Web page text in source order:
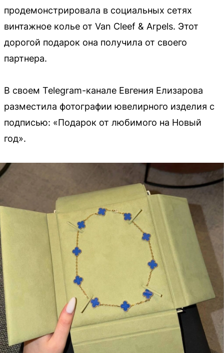
продемонстрировала в социальных сетях
винтажное колье от Van Cleef & Arpels. Этот
дорогой подарок она получила от своего
партнера.
В своем Telegram-канале Евгения Елизарова
разместила фотографии ювелирного изделия с
подписью: «Подарок от любимого на Новый
год».